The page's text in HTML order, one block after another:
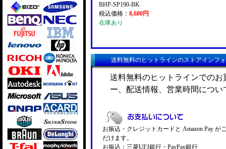
BHP-SP190-BK
税込価格： 8,680円
在庫あり
送料無料のヒットラインのストアインフ
送料無料のヒットラインでの
ー、配送情報、営業時間につ
お振込・クレジットカードと Amazon Pay が
だけます。
お振込：三菱UFJ銀行・PayPay銀行